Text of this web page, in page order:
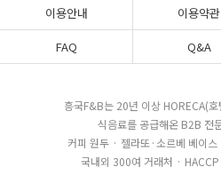
이용안내 이용약관
FAQ
Q&A
흥국F&B는 20년 이상 HORECA(
식음료를 공급해온 B2B 전
커피 원두 · 젤라또·소르베 베이
국내외 300여 거래처 ·